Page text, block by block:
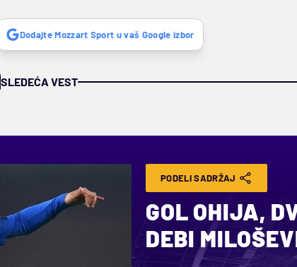
Dodajte Mozzart Sport u vaš Google izbor
SLEDEĆA VEST
PODELI SADRŽAJ
GOL OHIJA,
DEBI